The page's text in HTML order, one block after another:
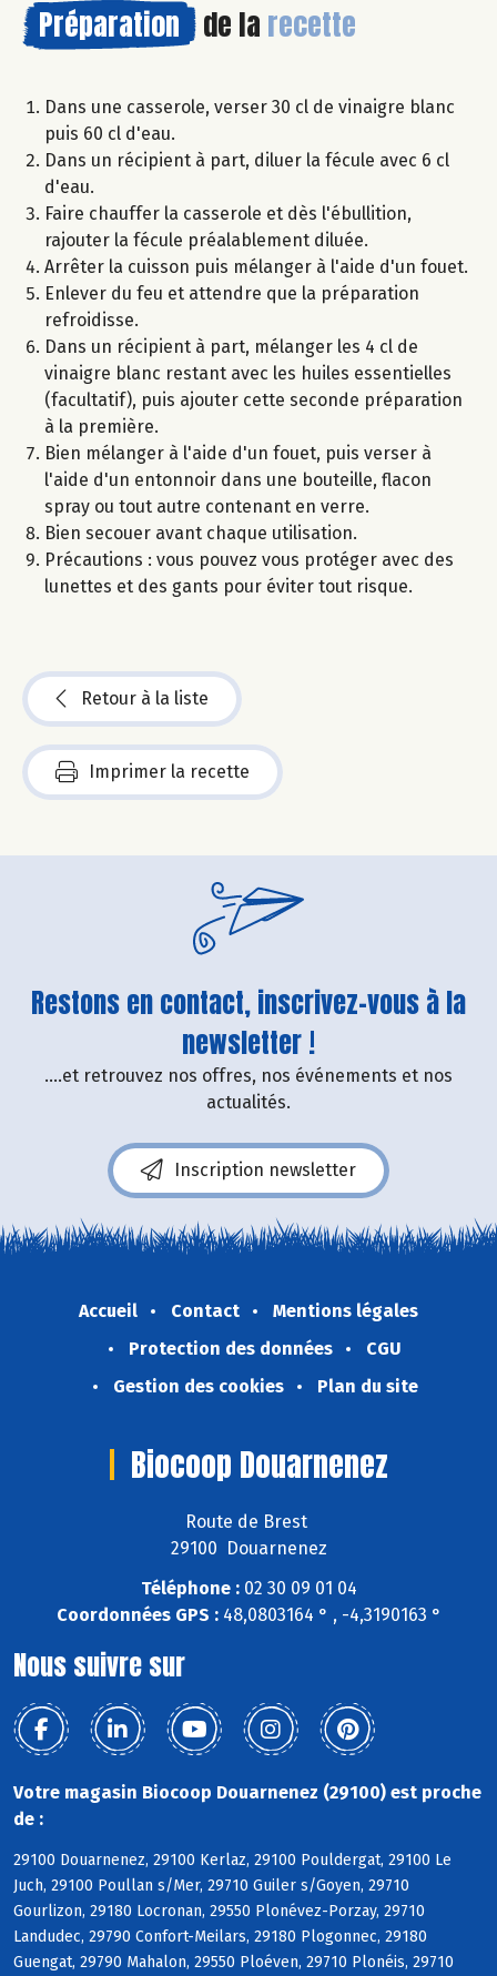
Préparation de la recette
Dans une casserole, verser 30 cl de vinaigre blanc
puis 60 cl d'eau.
Dans un récipient à part, diluer la fécule avec 6 cl
d'eau.
Faire chauffer la casserole et dès l'ébullition,
rajouter la fécule préalablement diluée.
Arrêter la cuisson puis mélanger à l'aide d'un fouet.
Enlever du feu et attendre que la préparation
refroidisse.
Dans un récipient à part, mélanger les 4 cl de
vinaigre blanc restant avec les huiles essentielles
(facultatif), puis ajouter cette seconde préparation
à la première.
Bien mélanger à l'aide d'un fouet, puis verser à
l'aide d'un entonnoir dans une bouteille, flacon
spray ou tout autre contenant en verre.
Bien secouer avant chaque utilisation.
Précautions : vous pouvez vous protéger avec des
lunettes et des gants pour éviter tout risque.
Retour à la liste
Imprimer la recette
Restons en contact, inscrivez-vous à la
newsletter !
....et retrouvez nos offres, nos événements et nos
actualités.
Inscription newsletter
Accueil Contact
Mentions légales
Protection des données
CGU
Gestion des cookies
Plan du site
Biocoop Douarnenez
Route de Brest
29100 Douarnenez
Téléphone :02 30 09 01 04
Coordonnées GPS :48,0803164 ° , -4,3190163 °
Nous suivre sur
Votre magasin Biocoop Douarnenez (29100) est proche
de :
29100 Douarnenez, 29100 Kerlaz, 29100 Pouldergat, 29100 Le
Juch, 29100 Poullan s/Mer, 29710 Guiler s/Goyen, 29710
Gourlizon, 29180 Locronan, 29550 Plonévez-Porzay, 29710
Landudec, 29790 Confort-Meilars, 29180 Plogonnec, 29180
Guengat, 29790 Mahalon, 29550 Ploéven, 29710 Plonéis, 29710